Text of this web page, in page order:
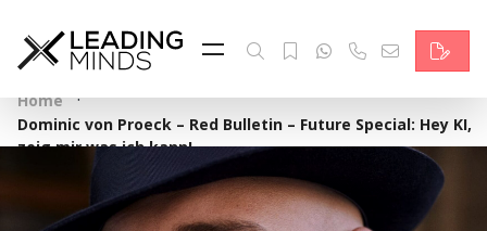
Feed
Reading Minds
Topics
Services
Home ·
Dominic von Proeck – Red Bulletin – Future Special: Hey KI,
zeig mir was ich kann!